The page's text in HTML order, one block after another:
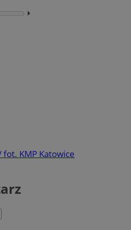
⏵︎
fot. KMP Katowice